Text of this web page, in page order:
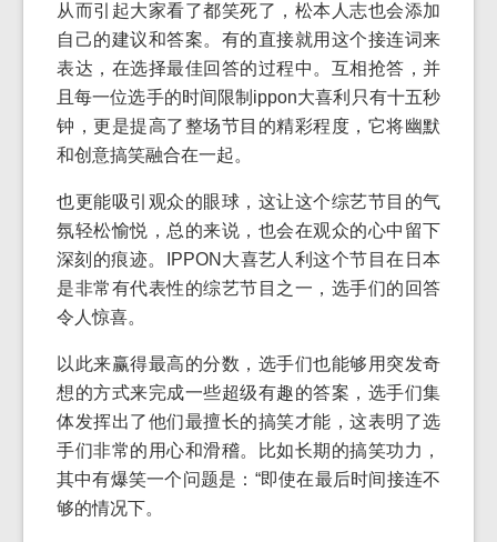
从而引起大家看了都笑死了，松本人志也会添加
自己的建议和答案。有的直接就用这个接连词来
表达，在选择最佳回答的过程中。互相抢答，并
且每一位选手的时间限制ippon大喜利只有十五秒
钟，更是提高了整场节目的精彩程度，它将幽默
和创意搞笑融合在一起。
也更能吸引观众的眼球，这让这个综艺节目的气
氛轻松愉悦，总的来说，也会在观众的心中留下
深刻的痕迹。IPPON大喜艺人利这个节目在日本
是非常有代表性的综艺节目之一，选手们的回答
令人惊喜。
以此来赢得最高的分数，选手们也能够用突发奇
想的方式来完成一些超级有趣的答案，选手们集
体发挥出了他们最擅长的搞笑才能，这表明了选
手们非常的用心和滑稽。比如长期的搞笑功力，
其中有爆笑一个问题是：“即使在最后时间接连不
够的情况下。